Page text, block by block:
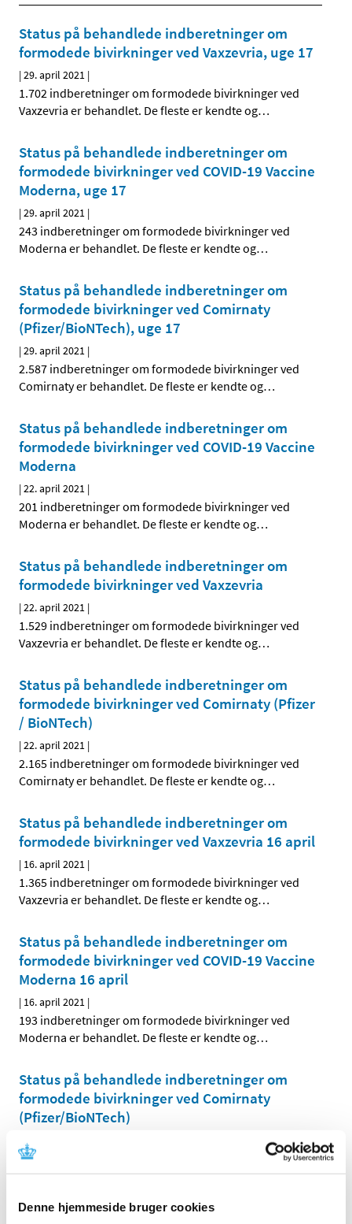
Denne hjemmeside bruger cookies
Status på behandlede indberetninger om
formodede bivirkninger ved Vaxzevria, uge 17
|29. april 2021 |
1.702 indberetninger om formodede bivirkninger ved
Vaxzevria er behandlet. De fleste er kendte og…
Status på behandlede indberetninger om
formodede bivirkninger ved COVID-19 Vaccine
Moderna, uge 17
|29. april 2021 |
243 indberetninger om formodede bivirkninger ved
Moderna er behandlet. De fleste er kendte og…
Status på behandlede indberetninger om
formodede bivirkninger ved Comirnaty
(Pfizer/BioNTech), uge 17
|29. april 2021 |
2.587 indberetninger om formodede bivirkninger ved
Comirnaty er behandlet. De fleste er kendte og…
Status på behandlede indberetninger om
formodede bivirkninger ved COVID-19 Vaccine
Moderna
|22. april 2021 |
201 indberetninger om formodede bivirkninger ved
Moderna er behandlet. De fleste er kendte og…
Status på behandlede indberetninger om
formodede bivirkninger ved Vaxzevria
|22. april 2021 |
1.529 indberetninger om formodede bivirkninger ved
Vaxzevria er behandlet. De fleste er kendte og…
Status på behandlede indberetninger om
formodede bivirkninger ved Comirnaty (Pfizer
/ BioNTech)
|22. april 2021 |
2.165 indberetninger om formodede bivirkninger ved
Comirnaty er behandlet. De fleste er kendte og…
Status på behandlede indberetninger om
formodede bivirkninger ved Vaxzevria 16 april
| 16. april 2021 |
1.365 indberetninger om formodede bivirkninger ved
Vaxzevria er behandlet. De fleste er kendte og…
Status på behandlede indberetninger om
formodede bivirkninger ved COVID-19 Vaccine
Moderna 16 april
| 16. april 2021 |
193 indberetninger om formodede bivirkninger ved
Moderna er behandlet. De fleste er kendte og…
Status på behandlede indberetninger om
formodede bivirkninger ved Comirnaty
(Pfizer/BioNTech)
16. april 2021
1.529 indberetninger om formodede bivirkninger ved
Comirnaty er behandlet. De fleste er kendte og…
Status på behandlede indberetninger om